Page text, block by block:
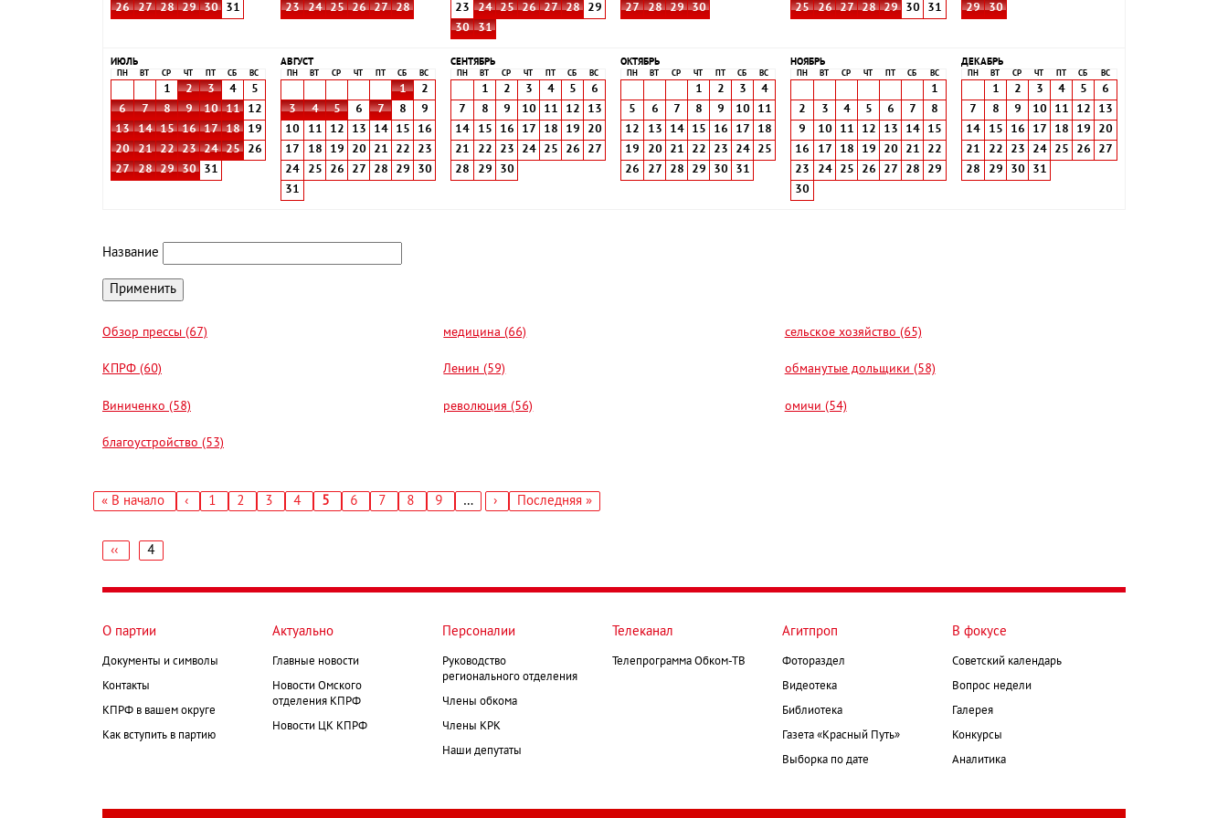
26
27 28 29 30 31
23
24 25 26 27 28
23
24 25 26 27 28
29
30
31
27
28 29 30
25
26 27 28 29 30 31
29
30
ИЮЛЬ
ПН ВТ СР ЧТ СБ ВС
1 2 3 4
5
6
7 8 9 10 11
12
13
14 15 16 17 18
19
20
21 22 23 24 25
26
27
28 29 30 31
АВГУСТ
ПН ВТ СР ЧТ СБ ВС
1
2
3
4 5 6 7 8
9
10
11 12 13 14 15
16
17
18 19 20 21 22
23
24
25 26 27 28 29
30
31
СЕНТЯБРЬ
ПН ВТ СР ЧТ СБ ВС
1 2 3 4 5
6
7
8 9 10 11 12
13
14
15 16 17 18 19
20
21
22 23 24 25 26
27
28
29 30
ОКТЯБРЬ
ПН ВТ СР ЧТ СБ ВС
1 2 3
4
5
6 7 8 9 10
11
12
13 14 15 16 17
18
19
20 21 22 23 24
25
26
27 28 29 30 31
НОЯБРЬ
ПН ВТ СР ЧТ СБ ВС
1
2
3 4 5 6 7
8
9
10 11 12 13 14
15
16
17 18 19 20 21
22
23
24 25 26 27 28
29
30
ДЕКАБРЬ
ПН ВТ СР ЧТ СБ ВС
1 2 3 4 5
6
7
8 9 10 11 12
13
14
15 16 17 18 19
20
21
22 23 24 25 26
27
28
29 30 31
Название
Обзор прессы (67) медицина (66) сельское хозяйство (65)
КПРФ (60) Ленин (59) обманутые дольщики (58)
Виниченко (58) революция (56) омичи (54)
благоустройство (53)
Первая
« В начало ←
‹ Страница
1 Страница
2 Страница
3 Страница
4
Текущая
5 Страница
6 Страница
7 Страница
8 Страница
9 …
Следующая
›
Последняя
Последняя »
страниц
←
‹‹ 4
О партии
Документы и символы
Контакты
КПРФ в вашем округе
Как вступить в партию
Актуально
Главные новости
Новости Омского
отделения КПРФ
Новости ЦК КПРФ
Персоналии
Руководство
регионального отделения
Члены обкома
Члены КРК
Наши депутаты
Телеканал
Телепрограмма Обком-ТВ
Агитпроп
Фотораздел
Видеотека
Библиотека
Газета «Красный Путь»
Выборка по дате
В фокусе
Советский календарь
Вопрос недели
Галерея
Конкурсы
Аналитика